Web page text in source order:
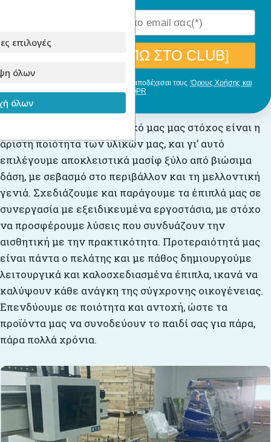
Το στρώμα δεν περιέχεται στην συσκευασία.
Για την παραγωγή
, πρωταρχικό μας μας στόχος είναι η
άριστη ποιότητα των υλικών μας, και γι’ αυτό
επιλέγουμε αποκλειστικά μασίφ ξύλο από βιώσιμα
δάση, με σεβασμό στο περιβάλλον και τη μελλοντική
γενιά. Σχεδιάζουμε και παράγουμε τα έπιπλά μας σε
συνεργασία με εξειδικευμένα εργοστάσια, με στόχο
να προσφέρουμε λύσεις που συνδυάζουν την
αισθητική με την πρακτικότητα. Προτεραιότητά μας
είναι πάντα ο πελάτης και με πάθος δημιουργούμε
λειτουργικά και καλοσχεδιασμένα έπιπλα, ικανά να
καλύψουν κάθε ανάγκη της σύγχρονης οικογένειας.
Επενδύουμε σε ποιότητα και αντοχή, ώστε τα
προϊόντα μας να συνοδεύουν το παιδί σας για πάρα,
πάρα πολλά χρόνια.
επιλογές
όλων
όλων
[ΘΕΛΩ ΝΑ ΜΠΩ ΣΤΟ CLUB]
Με την εγγραφή σου, δηλώνεις ότι αποδέχεσαι τους ‘Ορους Χρήσης και
GDPR